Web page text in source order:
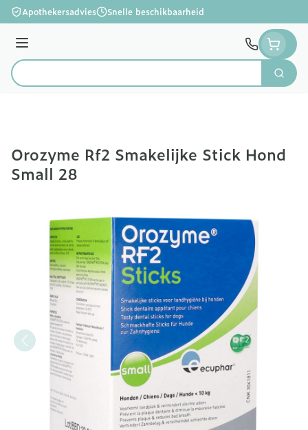
Ga naar de inhoud
Apothekersadvies Snelle beschikbaarheid
Menu
Product, merk, categorie...
Zoek
Orozyme Rf2 Smakelijke Stick Hond
Small 28